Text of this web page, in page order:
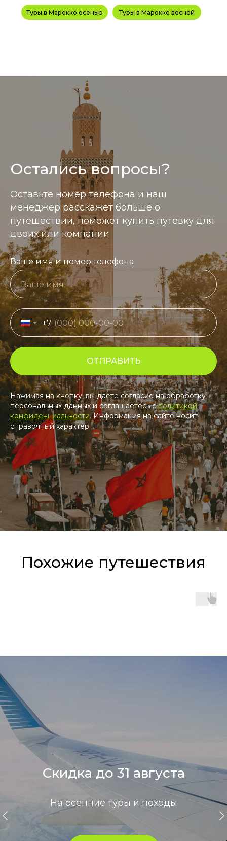
Туры в Марокко осенью Туры в Марокко весной
Информация размещенная на сайте носит
Остались вопросы?
Оставьте номер телефона и наш
менеджер расскажет больше о
путешествии, поможет купить путевку для
двоих или компании
Ваше имя и номер телефона
+7
ОТПРАВИТЬ
Нажимая на кнопку, вы даете согласие на обработку
персональных данных и соглашаетесь cполитикой
конфиденциальности. Информация на сайте носит
справочный характер
Похожие путешествия
Скидка до 31 августа
На осенние туры и походы